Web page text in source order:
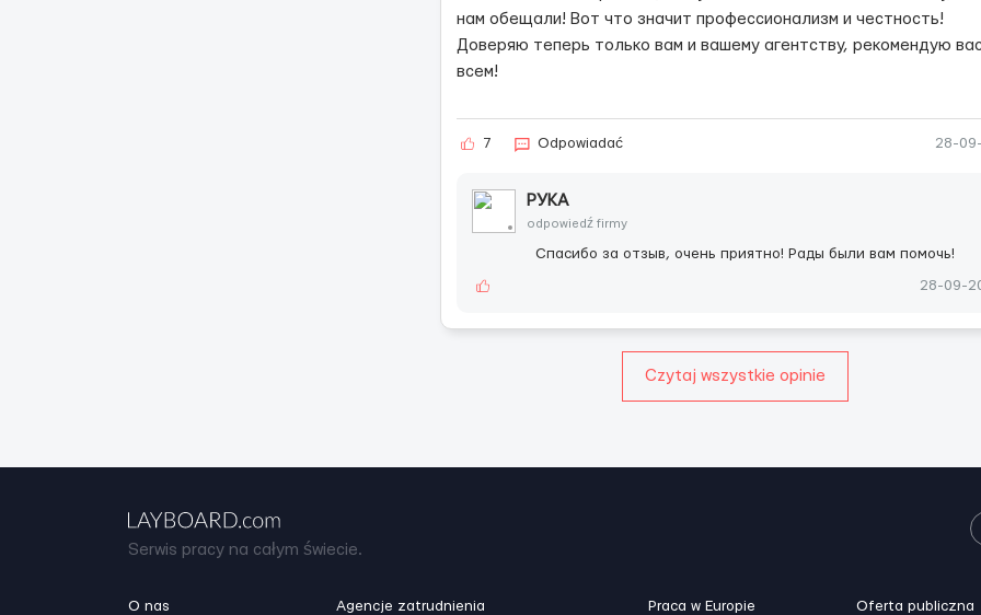
нам обещали! Вот что значит профессионализм и честность!
Доверяю теперь только вам и вашему агентству, рекомендую
всем!
7 Odpowiadać 28-
РУКА
odpowiedź firmy
Спасибо за отзыв, очень приятно! Рады были вам помочь!
28-09-
Czytaj wszystkie opinie
Serwis pracy na całym świecie.
O nas
Agencje zatrudnienia
Praca w Europie
Oferta publiczna